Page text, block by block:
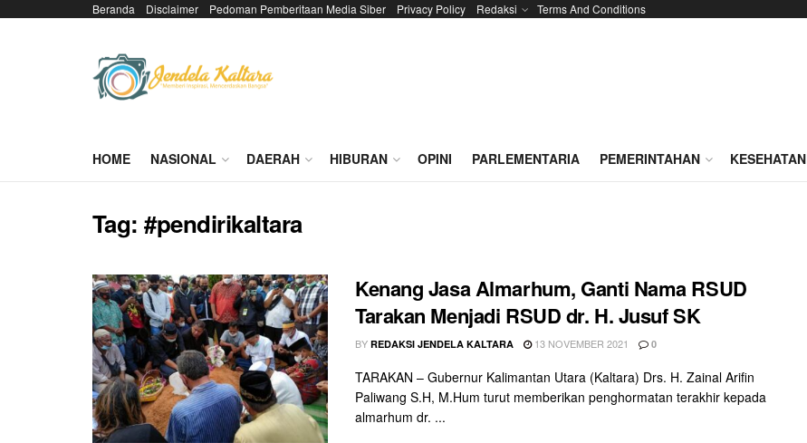
Beranda Disclaimer Pedoman Pemberitaan Media Siber Privacy Policy Redaksi Terms And Conditions
HOME NASIONAL DAERAH HIBURAN OPINI PARLEMENTARIA PEMERINTAHAN KESEHATAN
Tag:#pendirikaltara
Kenang Jasa Almarhum, Ganti Nama RSUD
Tarakan Menjadi RSUD dr. H. Jusuf SK
BY REDAKSI JENDELA KALTARA 13 NOVEMBER 2021 0
TARAKAN – Gubernur Kalimantan Utara (Kaltara) Drs. H. Zainal Arifin
Paliwang S.H, M.Hum turut memberikan penghormatan terakhir kepada
almarhum dr. ...